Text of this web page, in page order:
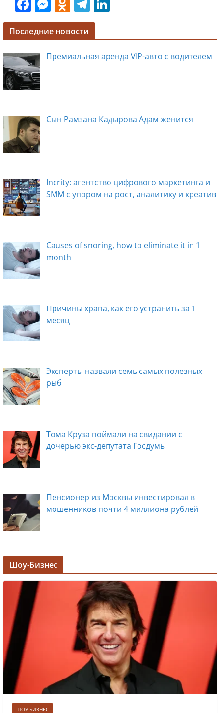
F
a
c
e
b
o
k
M
e
ss
e
n
O
d
n
o
ni
T
el
e
gr
k
e
dI
Последние новости
Премиальная аренда VIP-авто с водителем
Сын Рамзана Кадырова Адам женится
Incrity: агентство цифрового маркетинга и
SMM с упором на рост, аналитику и креатив
Causes of snoring, how to eliminate it in 1
month
Причины храпа, как его устранить за 1
месяц
Эксперты назвали семь самых полезных
рыб
Тома Круза поймали на свидании с
дочерью экс-депутата Госдумы
Пенсионер из Москвы инвестировал в
мошенников почти 4 миллиона рублей
Задержана мэр Кургана Елена Ситникова, в
её кабинете прошли обыски
Лолита ответила на требования вырезать
ее из новогодних передач
Врач назвал самые вредные продукты для
Шоу-Бизнес
ШОУ-БИЗНЕС